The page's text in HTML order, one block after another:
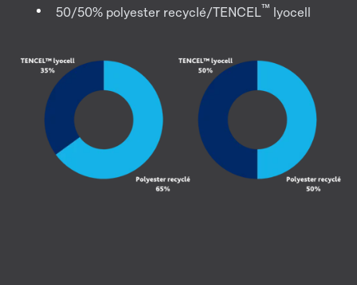
50/50% polyester recyclé/TENCEL™ lyocell